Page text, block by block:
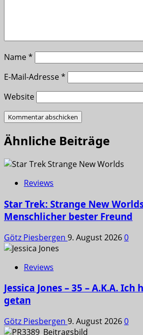
Name*
E-Mail-Adresse*
Website
Ähnliche Beiträge
Reviews
Star Trek: Strange New
Menschlicher bester Freund
Götz Piesbergen 9. August 20260
Reviews
Jessica Jones – 35 – A.K.A.
getan
Götz Piesbergen 9. August 20260